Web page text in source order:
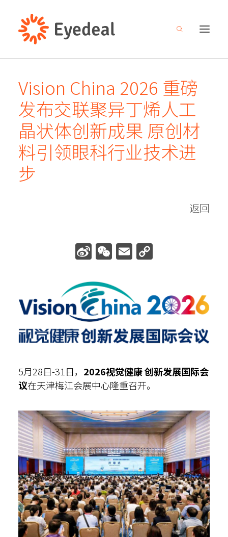
关于我们
产品管线
研发创新
新闻中心
人才招募
Vision China 2026 重磅
发布交联聚异丁烯人工
晶状体创新成果 原创材
料引领眼科行业技术进
步
返回
SinaWeChat
Email
5月28日-31日， 2026视觉健康 创新发展国际会
议在天津梅江会展中心隆重召开。